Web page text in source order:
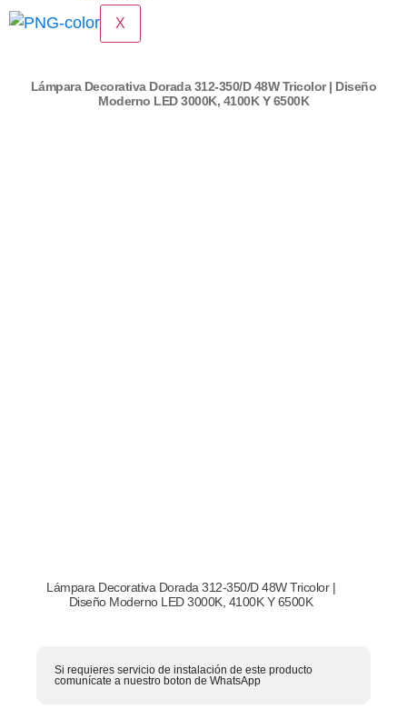
X
Lámpara Decorativa Dorada 312-350/D 48W Tricolor | Diseño
Moderno LED 3000K, 4100K Y 6500K
Lámpara Decorativa Dorada 312-350/D 48W Tricolor |
Diseño Moderno LED 3000K, 4100K Y 6500K
Si requieres servicio de instalación de este producto
comunícate a nuestro boton de WhatsApp